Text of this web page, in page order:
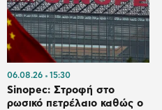
06.08.26 15:30
Sinopec: Στροφή στο
ρωσικό πετρέλαιο καθώς ο